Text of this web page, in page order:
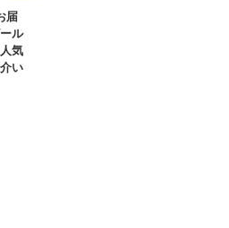
届
ル
気
い